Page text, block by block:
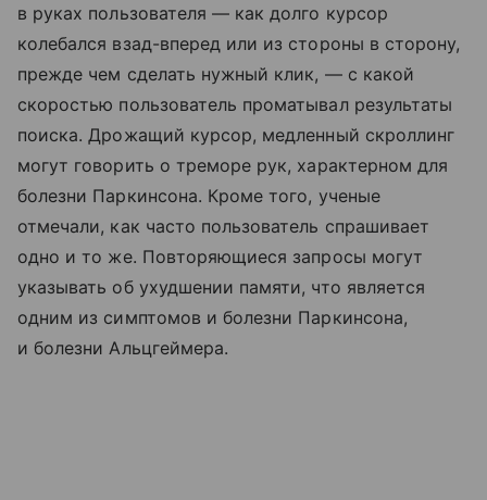
в руках пользователя — как долго курсор
колебался взад-вперед или из стороны в сторону,
прежде чем сделать нужный клик, — с какой
скоростью пользователь проматывал результаты
поиска. Дрожащий курсор, медленный скроллинг
могут говорить о треморе рук, характерном для
болезни Паркинсона. Кроме того, ученые
отмечали, как часто пользователь спрашивает
одно и то же. Повторяющиеся запросы могут
указывать об ухудшении памяти, что является
одним из симптомов и болезни Паркинсона,
и болезни Альцгеймера.